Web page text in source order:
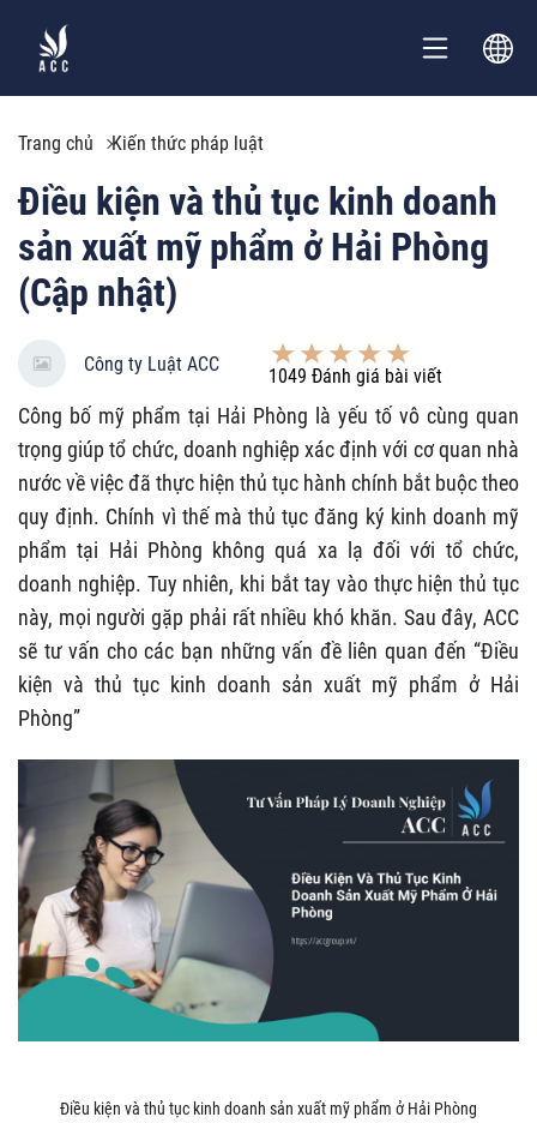
Trang chủ Kiến thức pháp luật
Điều kiện và thủ tục kinh doanh
sản xuất mỹ phẩm ở Hải Phòng
(Cập nhật)
Công ty Luật ACC
1049 Đánh giá bài viết
Công bố mỹ phẩm tại Hải Phòng là yếu tố vô cùng quan
trọng giúp tổ chức, doanh nghiệp xác định với cơ quan nhà
nước về việc đã thực hiện thủ tục hành chính bắt buộc theo
quy định. Chính vì thế mà thủ tục đăng ký kinh doanh mỹ
phẩm tại Hải Phòng không quá xa lạ đối với tổ chức,
doanh nghiệp. Tuy nhiên, khi bắt tay vào thực hiện thủ tục
này, mọi người gặp phải rất nhiều khó khăn. Sau đây, ACC
sẽ tư vấn cho các bạn những vấn đề liên quan đến “Điều
kiện và thủ tục kinh doanh sản xuất mỹ phẩm ở Hải
Phòng”
Điều kiện và thủ tục kinh doanh sản xuất mỹ phẩm ở Hải Phòng